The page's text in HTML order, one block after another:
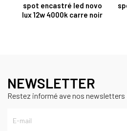
spot encastré led novo
lux 12w 4000k carre noir
NEWSLETTER
Restez informé ave nos newsletters